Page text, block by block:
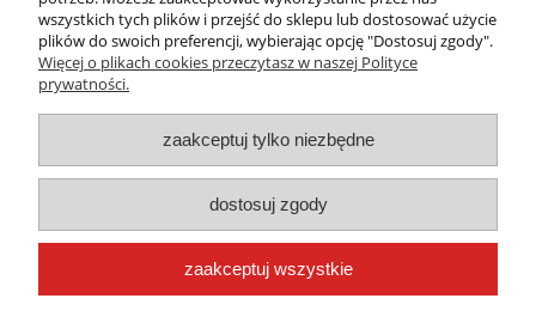
Warunki zakupów
Moje konto
Płatności i dostawa
Informacje
O nas
wszystkich tych plików i przejść do sklepu lub dostosować użycie
plików do swoich preferencji, wybierając opcję "Dostosuj zgody".
Więcej o plikach cookies przeczytasz w naszej Polityce
prywatności.
zaakceptuj tylko niezbędne
dostosuj zgody
zaakceptuj wszystkie